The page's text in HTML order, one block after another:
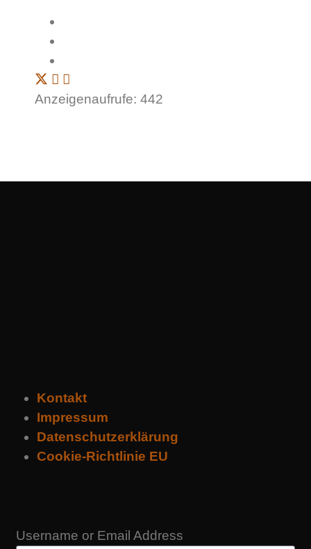
Anzeigenaufrufe: 442
Kontakt
Impressum
Datenschutzerklärung
Cookie-Richtlinie EU
Username or Email Address